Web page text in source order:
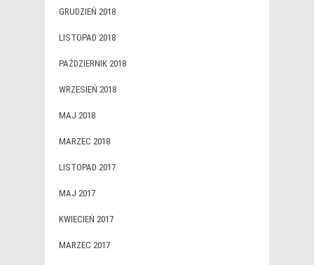
GRUDZIEŃ 2018
LISTOPAD 2018
PAŹDZIERNIK 2018
WRZESIEŃ 2018
MAJ 2018
MARZEC 2018
LISTOPAD 2017
MAJ 2017
KWIECIEŃ 2017
MARZEC 2017